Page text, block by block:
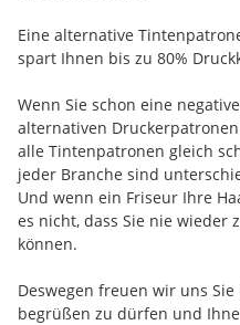
Eine alternative
spart Ihnen bis zu 80%
Wenn Sie schon eine
alternativen
alle Tintenpatronen gleich
jeder Branche sind
Und wenn ein Friseur Ihre
es nicht, dass Sie nie wieder
können.
Deswegen freuen wir uns
begrüßen zu dürfen und